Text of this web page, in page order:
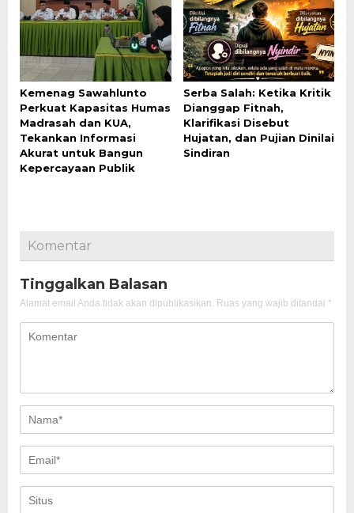
Kemenag Sawahlunto
Perkuat Kapasitas Humas
Madrasah dan KUA,
Tekankan Informasi
Akurat untuk Bangun
Kepercayaan Publik
Serba Salah: Ketika Kritik
Dianggap Fitnah,
Klarifikasi Disebut
Hujatan, dan Pujian Dinilai
Sindiran
Komentar
Tinggalkan Balasan
Alamat email Anda tidak akan dipublikasikan. Ruas yang wajib ditandai *